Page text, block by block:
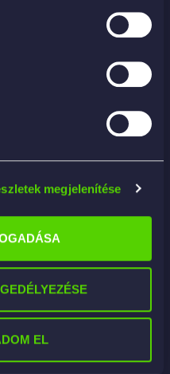
megjelenítése
EL
5.5″ – FINISHING –
Ft